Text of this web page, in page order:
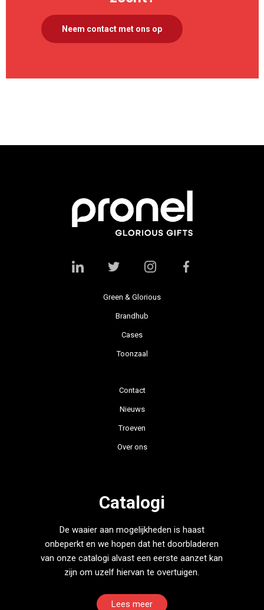
Neem contact met ons op
Green & Glorious
Brandhub
Cases
Toonzaal
Contact
Nieuws
Troeven
Over ons
Catalogi
De waaier aan mogelijkheden is haast
onbeperkt en we hopen dat het doorbladeren
van onze catalogi alvast een eerste aanzet kan
zijn om uzelf hiervan te overtuigen.
Lees meer